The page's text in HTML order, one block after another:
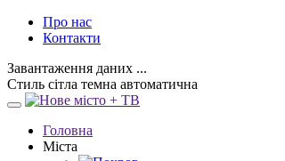
Про нас
Контакти
Завантаження даних ...
Стиль сітла темна автоматична
Головна
Міста